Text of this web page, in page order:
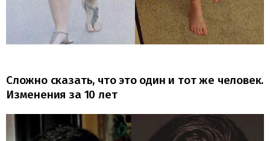
Сложно сказать, что это один и тот же человек.
Изменения за 10 лет